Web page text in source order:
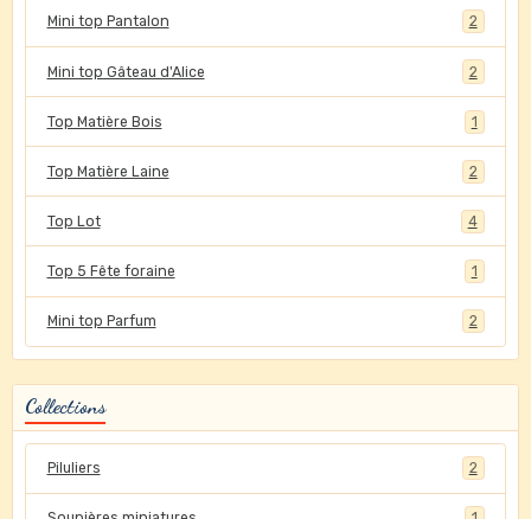
Mini top Pantalon 2
Mini top Gâteau d'Alice 2
Top Matière Bois 1
Top Matière Laine 2
Top Lot 4
Top 5 Fête foraine 1
Mini top Parfum 2
Collections
Piluliers 2